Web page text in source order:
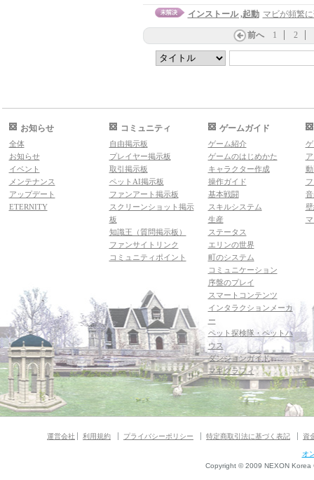
インストール ,起動 マビが頻繁
前へ 1 2
お知らせ
全体
お知らせ
イベント
メンテナンス
アップデート
ETERNITY
コミュニティ
自由掲示板
プレイヤー掲示板
取引掲示板
ペットAI掲示板
ファンアート掲示板
スクリーンショット掲示
板
知識王（質問掲示板）
ファンサイトリンク
コミュニティポイント
ゲームガイド
ゲーム紹介
ゲームのはじめかた
キャラクター作成
操作ガイド
基本戦闘
スキルシステム
生産
ステータス
エリンの世界
町のシステム
コミュニケーション
序盤のプレイ
スマートコンテンツ
インタラクションメーカ
ー
ペット探検隊・ペットハ
ウス
ダンジョンガイド
マギグラフィ
運営会社 利用規約 プライバシーポリシー 特定商取引法に基づく表記 資
オ
Copyright © 2009 NEXON Korea